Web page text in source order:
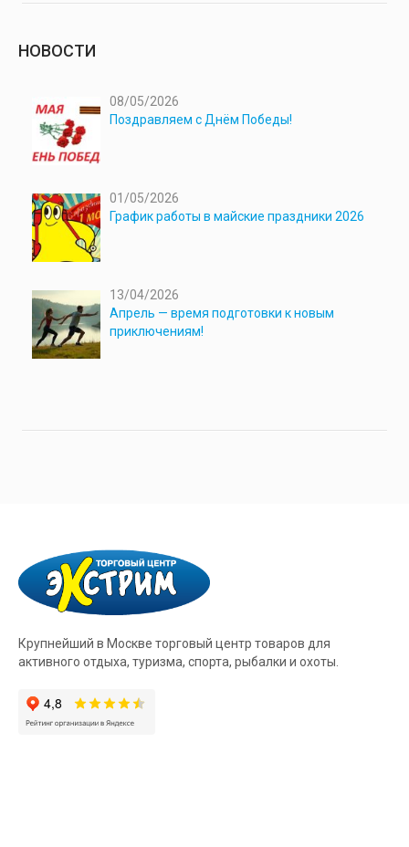
НОВОСТИ
08/05/2026
Поздравляем с Днём Победы!
01/05/2026
График работы в майские праздники 2026
13/04/2026
Апрель — время подготовки к новым
приключениям!
Крупнейший в Москве торговый центр товаров для
активного отдыха, туризма, спорта, рыбалки и охоты.